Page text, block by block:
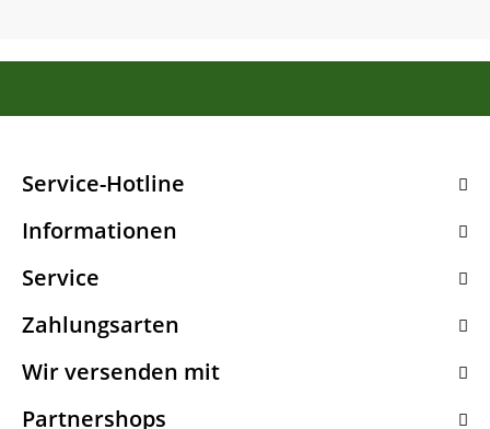
Service-Hotline
Informationen
Service
Zahlungsarten
Wir versenden mit
Partnershops